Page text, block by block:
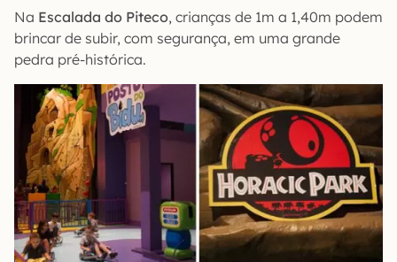
Na Escalada do Piteco, crianças de 1m a 1,40m podem
brincar de subir, com segurança, em uma grande
pedra pré-histórica.